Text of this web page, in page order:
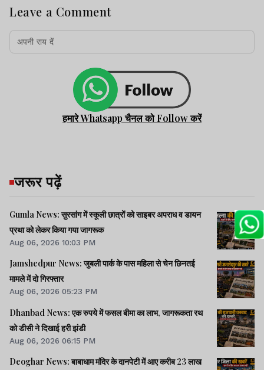
Leave a Comment
हमारे Whatsapp चैनल को Follow करें
जरूर पढ़ें
Gumla News: सुरसांग में स्कूली छात्रों को साइबर अपराध व डायन
प्रथा को लेकर किया गया जागरूक
Aug 06, 2026 10:03 PM
Jamshedpur News: जुबली पार्क के पास महिला से चेन छिनतई
मामले में दो गिरफ्तार
Aug 06, 2026 05:23 PM
Dhanbad News: एक रुपये में फसल बीमा का लाभ, जागरूकता रथ
को डीसी ने दिखाई हरी झंडी
Aug 06, 2026 06:15 PM
Deoghar News: बाबाधाम मंदिर के दानपेटी में आए करीब 23 लाख